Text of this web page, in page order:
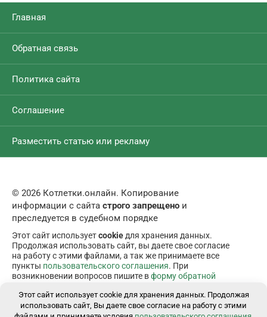
Главная
Обратная связь
Политика сайта
Соглашение
Разместить статью или рекламу
© 2026 Котлетки.онлайн. Копирование
информации с сайта строго запрещено и
преследуется в судебном порядке
Этот сайт используетcookie для хранения данных.
Продолжая использовать сайт, вы даете свое согласие
на работу с этими файлами, а так же принимаете все
пункты пользовательского соглашения. При
возникновении вопросов пишите вформу обратной
Этот сайт использует cookie для хранения данных. Продолжая
использовать сайт, Вы даете свое согласие на работу с этими